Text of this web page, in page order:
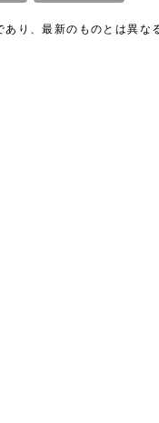
り、最新のものとは異な